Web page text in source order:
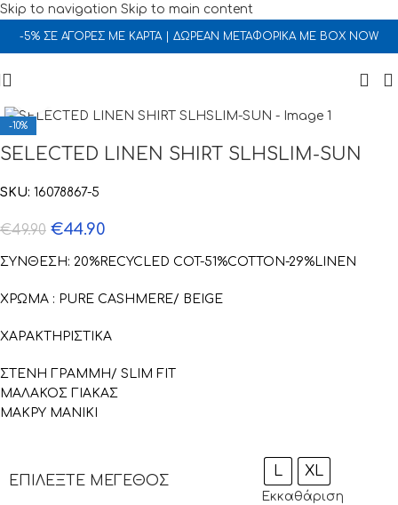
Skip to navigation Skip to main content
-5% ΣΕ ΑΓΟΡΕΣ ΜΕ ΚΑΡΤΑ | ΔΩΡΕΑΝ ΜΕΤΑΦΟΡΙΚΑ ΜΕ BOX NOW
-10%
SELECTED LINEN SHIRT SLHSLIM-SUN
SKU: 16078867-5
€49.90 €44.90
ΣΥΝΘΕΣΗ: 20%RECYCLED COT-51%COTTON-29%LINEN
ΧΡΩΜΑ : PURE CASHMERE/ BEIGE
ΧΑΡΑΚΤΗΡΙΣΤΙΚΑ
ΣΤΕΝΗ ΓΡΑΜΜΗ/ SLIM FIT
ΜΑΛΑΚΟΣ ΓΙΑΚΑΣ
ΜΑΚΡΥ ΜΑΝΙΚΙ
ΕΠΙΛΈΞΤΕ ΜΈΓΕΘΟΣ
L XL
Εκκαθάριση